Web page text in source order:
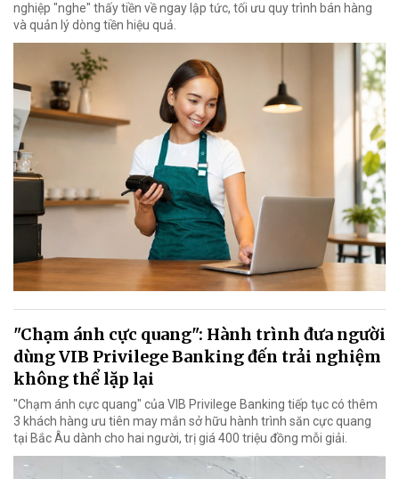
nghiệp "nghe" thấy tiền về ngay lập tức, tối ưu quy trình bán hàng
và quản lý dòng tiền hiệu quả.
"Chạm ánh cực quang": Hành trình đưa người
dùng VIB Privilege Banking đến trải nghiệm
không thể lặp lại
"Chạm ánh cực quang" của VIB Privilege Banking tiếp tục có thêm
3 khách hàng ưu tiên may mắn sở hữu hành trình săn cực quang
tại Bắc Âu dành cho hai người, trị giá 400 triệu đồng mỗi giải.